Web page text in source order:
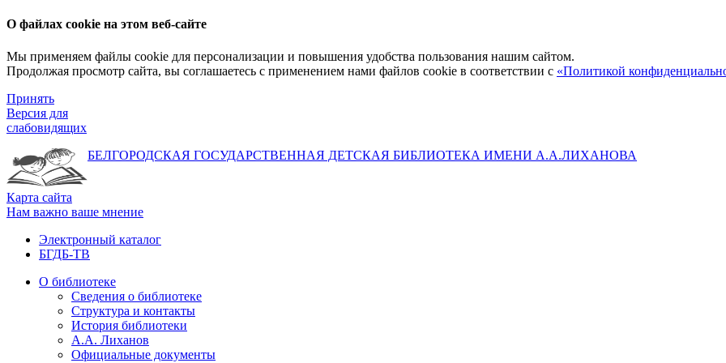
О файлах cookie на этом веб-сайте
Мы применяем файлы cookie для персонализации и повышения удобства пользования нашим сайтом.
Продолжая просмотр сайта, вы соглашаетесь с применением нами файлов cookie в соответствии с «Политикой
Принять
Версия для
слабовидящих
БЕЛГОРОДСКАЯ ГОСУДАРСТВЕННАЯ ДЕТСКАЯ БИБЛИОТЕКА ИМЕНИ А.А.ЛИХАНОВА
Карта сайта
Нам важно ваше мнение
Электронный каталог
БГДБ-ТВ
О библиотеке
Сведения о библиотеке
Структура и контакты
История библиотеки
А.А. Лиханов
Официальные документы